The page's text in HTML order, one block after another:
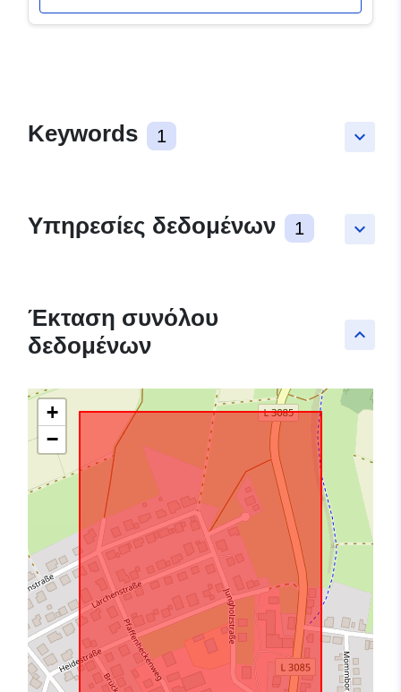
keyboard_arrow_down
Keywords 1
keyboard_arrow_down
Υπηρεσίες δεδομένων 1
keyboard_arrow_up
Έκταση συνόλου
δεδομένων
+
−